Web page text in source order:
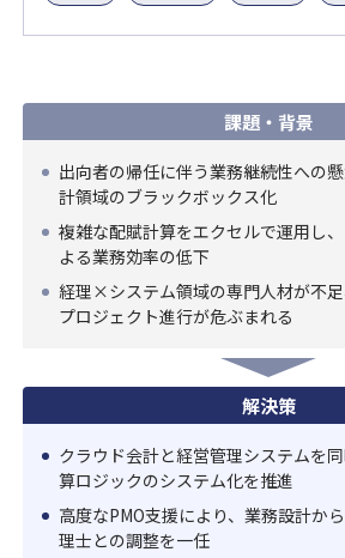
課題・背景
出向者の帰任に伴う業務継続性への
計領域のブラックボックス化
複雑な配賦計算をエクセルで運用し
よる業務効率の低下
経理×システム領域の専門人材が不
プロジェクト進行が危ぶまれる
解決策
クラウド会計と経営管理システムを
算ロジックのシステム化を推進
高度なPMO支援により、業務設計か
理士との調整を一任